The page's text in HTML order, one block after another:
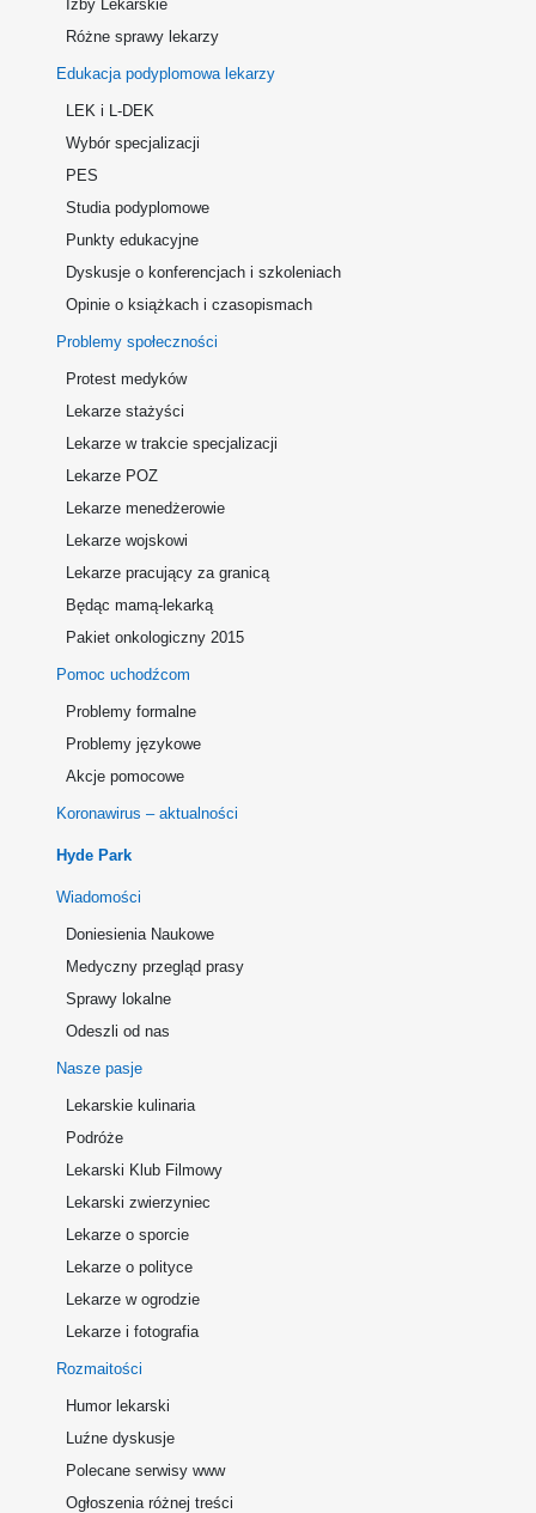
Izby Lekarskie
Różne sprawy lekarzy
Edukacja podyplomowa lekarzy
LEK i L-DEK
Wybór specjalizacji
PES
Studia podyplomowe
Punkty edukacyjne
Dyskusje o konferencjach i szkoleniach
Opinie o książkach i czasopismach
Problemy społeczności
Protest medyków
Lekarze stażyści
Lekarze w trakcie specjalizacji
Lekarze POZ
Lekarze menedżerowie
Lekarze wojskowi
Lekarze pracujący za granicą
Będąc mamą-lekarką
Pakiet onkologiczny 2015
Pomoc uchodźcom
Problemy formalne
Problemy językowe
Akcje pomocowe
Koronawirus – aktualności
Hyde Park
Wiadomości
Doniesienia Naukowe
Medyczny przegląd prasy
Sprawy lokalne
Odeszli od nas
Nasze pasje
Lekarskie kulinaria
Podróże
Lekarski Klub Filmowy
Lekarski zwierzyniec
Lekarze o sporcie
Lekarze o polityce
Lekarze w ogrodzie
Lekarze i fotografia
Rozmaitości
Humor lekarski
Luźne dyskusje
Polecane serwisy www
Ogłoszenia różnej treści